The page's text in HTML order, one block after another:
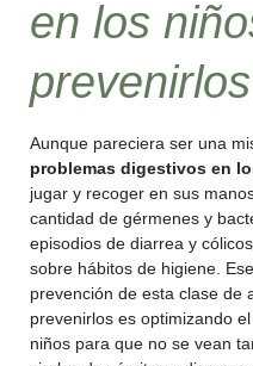
en los
Aunque pareciera ser una
problemas digestivos en
jugar y recoger en sus
cantidad de gérmenes y
episodios de diarrea y
sobre hábitos de higiene.
prevención de esta clase de
prevenirlos es optimizando
niños para que no se vean